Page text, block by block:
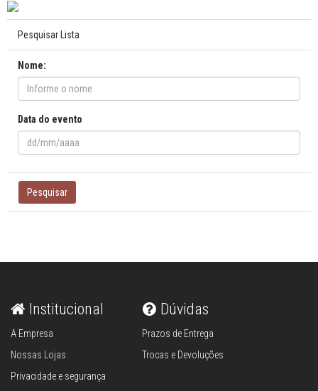
Pesquisar Lista
Nome:
Data do evento
Pesquisar
Institucional
A Empresa
Nossas Lojas
Privacidade e segurança
Dúvidas
Prazos de Entrega
Trocas e Devoluções